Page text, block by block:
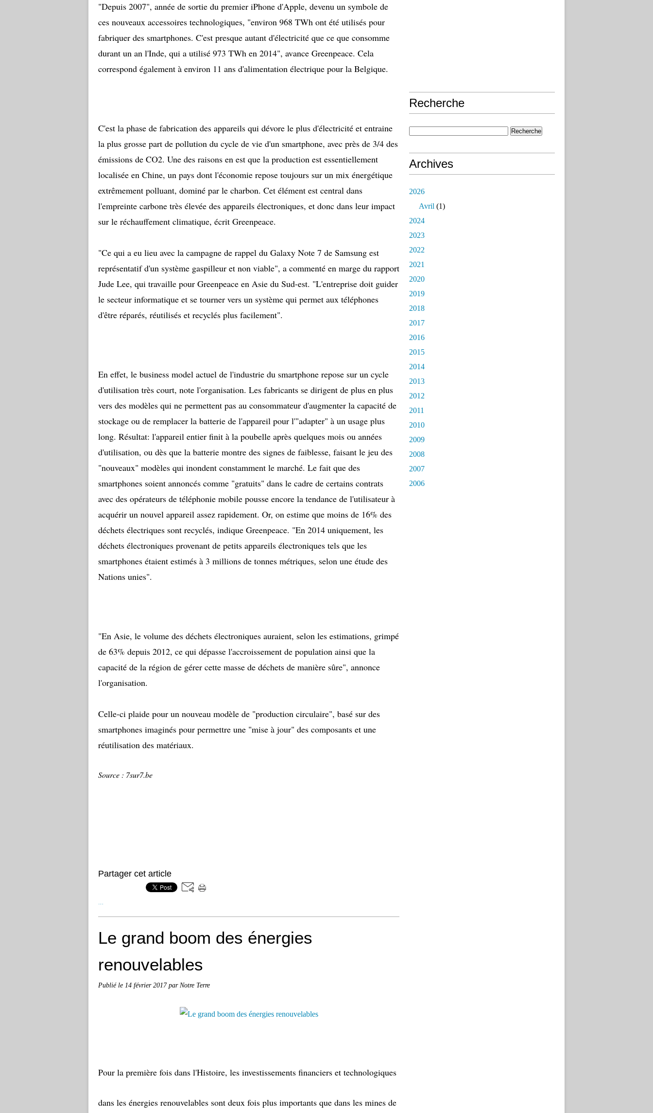
"Depuis 2007", année de sortie du premier iPhone d'Apple, devenu un symbole de
ces nouveaux accessoires technologiques, "environ 968 TWh ont été utilisés pour
fabriquer des smartphones. C'est presque autant d'électricité que ce que consomme
durant un an l'Inde, qui a utilisé 973 TWh en 2014", avance Greenpeace. Cela
correspond également à environ 11 ans d'alimentation électrique pour la Belgique.
C'est la phase de fabrication des appareils qui dévore le plus d'électricité et entraine
la plus grosse part de pollution du cycle de vie d'un smartphone, avec près de 3/4 des
émissions de CO2. Une des raisons en est que la production est essentiellement
localisée en Chine, un pays dont l'économie repose toujours sur un mix énergétique
extrêmement polluant, dominé par le charbon. Cet élément est central dans
l'empreinte carbone très élevée des appareils électroniques, et donc dans leur impact
sur le réchauffement climatique, écrit Greenpeace.
"Ce qui a eu lieu avec la campagne de rappel du Galaxy Note 7 de Samsung est
représentatif d'un système gaspilleur et non viable", a commenté en marge du rapport
Jude Lee, qui travaille pour Greenpeace en Asie du Sud-est. "L'entreprise doit guider
le secteur informatique et se tourner vers un système qui permet aux téléphones
d'être réparés, réutilisés et recyclés plus facilement".
En effet, le business model actuel de l'industrie du smartphone repose sur un cycle
d'utilisation très court, note l'organisation. Les fabricants se dirigent de plus en plus
vers des modèles qui ne permettent pas au consommateur d'augmenter la capacité de
stockage ou de remplacer la batterie de l'appareil pour l'"adapter" à un usage plus
long. Résultat: l'appareil entier finit à la poubelle après quelques mois ou années
d'utilisation, ou dès que la batterie montre des signes de faiblesse, faisant le jeu des
"nouveaux" modèles qui inondent constamment le marché. Le fait que des
smartphones soient annoncés comme "gratuits" dans le cadre de certains contrats
avec des opérateurs de téléphonie mobile pousse encore la tendance de l'utilisateur à
acquérir un nouvel appareil assez rapidement. Or, on estime que moins de 16% des
déchets électriques sont recyclés, indique Greenpeace. "En 2014 uniquement, les
déchets électroniques provenant de petits appareils électroniques tels que les
smartphones étaient estimés à 3 millions de tonnes métriques, selon une étude des
Nations unies".
"En Asie, le volume des déchets électroniques auraient, selon les estimations, grimpé
de 63% depuis 2012, ce qui dépasse l'accroissement de population ainsi que la
capacité de la région de gérer cette masse de déchets de manière sûre", annonce
l'organisation.
Celle-ci plaide pour un nouveau modèle de "production circulaire", basé sur des
smartphones imaginés pour permettre une "mise à jour" des composants et une
réutilisation des matériaux.
Source : 7sur7.be
Partager cet article
Le grand boom des énergies
renouvelables
Publié le 14 février 2017par Notre Terre
Pour la première fois dans l'Histoire, les investissements financiers et technologiques
dans les énergies renouvelables sont deux fois plus importants que dans les mines de
Recherche
Archives
2026
Avril (1)
2024
2023
2022
2021
2020
2019
2018
2017
2016
2015
2014
2013
2012
2011
2010
2009
2008
2007
2006